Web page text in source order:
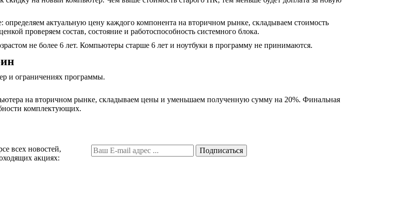
актуальную цену каждого компонента на вторичном рынке, складываем стоимость
проверяем состав, состояние и работоспособность системного блока.
не более 6 лет. Компьютеры старше 6 лет и ноутбуки в программу не принимаются.
и ограничениях программы.
на вторичном рынке, складываем цены и уменьшаем полученную сумму на 20%. Финальная
комплектующих.
всех новостей,
акциях: